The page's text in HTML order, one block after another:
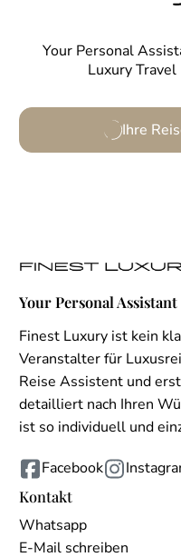
Your Personal
Luxury Travel
Ihre
Your Personal
Finest Luxury ist kein
Veranstalter für
Reise Assistent und
detailliert nach Ihren
ist so individuell und
Facebook
Kontakt
Whatsapp
E-Mail schreiben